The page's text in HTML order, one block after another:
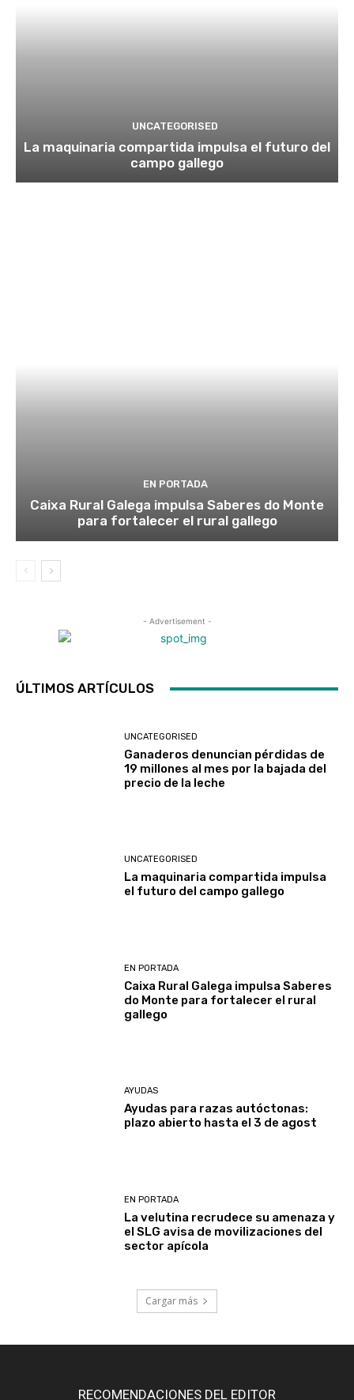
UNCATEGORISED
La maquinaria compartida impulsa el futuro del
campo gallego
EN PORTADA
Caixa Rural Galega impulsa Saberes do Monte
para fortalecer el rural gallego
- Advertisement -
ÚLTIMOS ARTÍCULOS
UNCATEGORISED
Ganaderos denuncian pérdidas de
19 millones al mes por la bajada del
precio de la leche
UNCATEGORISED
La maquinaria compartida impulsa
el futuro del campo gallego
EN PORTADA
Caixa Rural Galega impulsa Saberes
do Monte para fortalecer el rural
gallego
AYUDAS
Ayudas para razas autóctonas:
plazo abierto hasta el 3 de agost
EN PORTADA
La velutina recrudece su amenaza y
el SLG avisa de movilizaciones del
sector apícola
Cargar más
RECOMENDACIONES DEL EDITOR